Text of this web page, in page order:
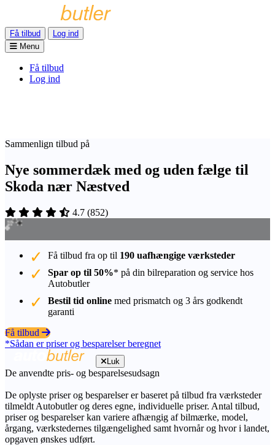
Få tilbud
Log ind
Menu
Få tilbud
Log ind
Sammenlign tilbud på
Nye sommerdæk med og uden fælge til
Skoda nær Næstved
4.7 (852)
Få tilbud fra op til 190 uafhængige værksteder
Spar op til 50%* på din bilreparation og service hos
Autobutler
Bestil tid online med prismatch og 3 års godkendt
garanti
Få tilbud
*Sådan er priser og besparelser beregnet
Luk
De anvendte pris- og besparelsesudsagn
De oplyste priser og besparelser er baseret på tilbud fra værksteder
tilmeldt Autobutler og deres egne, individuelle priser. Antal tilbud,
priser og besparelser kan variere afhængig af bilmærke, model,
årgang, værkstedernes tilgængelighed samt hvornår og hvor i landet,
opgaven ønskes udført.